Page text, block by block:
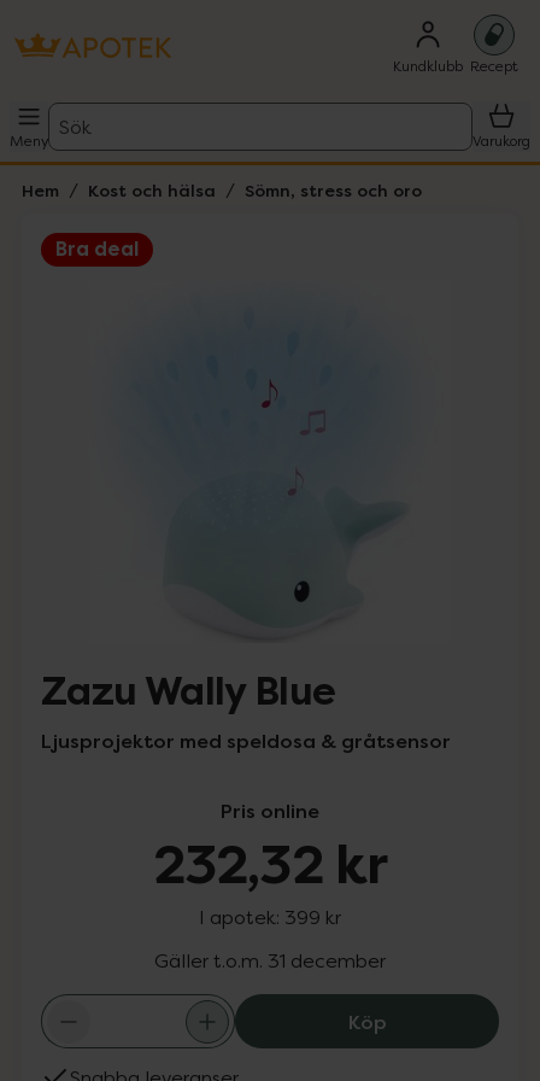
Kundklubb Recept
Meny
Sök
Varukorg
Hem Kost och hälsa Sömn, stress och oro
Bra deal
Zazu Wally Blue
Ljusprojektor med speldosa & gråtsensor
Pris online
232,32 kr
I apotek: 399 kr
Gäller t.o.m. 31 december
KöpZazu Wally